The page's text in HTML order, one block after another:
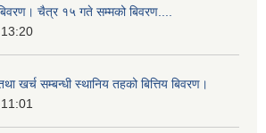
चैत्र १५ गते सम्मको बिवरण....
सम्बन्धी स्थानिय तहको बित्तिय बिवरण।